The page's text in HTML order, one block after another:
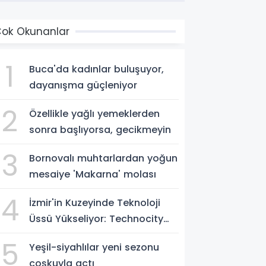
Okunanlar
1
Buca'da kadınlar buluşuyor,
dayanışma güçleniyor
2
Özellikle yağlı yemeklerden
sonra başlıyorsa, gecikmeyin
3
Bornovalı muhtarlardan yoğun
mesaiye 'Makarna' molası
4
İzmir'in Kuzeyinde Teknoloji
Üssü Yükseliyor: Technocity
5
Yeşil-siyahlılar yeni sezonu